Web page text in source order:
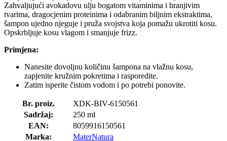
Zahvaljujući avokadovu ulju bogatom vitaminima i hranjivim
tvarima, dragocjenim proteinima i odabranim biljnim ekstraktima,
šampon ujedno njeguje i pruža svojstva koja pomažu ukrotiti kosu.
Opskrbljuje kosu vlagom i smanjuje frizz.
Primjena:
Nanesite dovoljnu količinu šampona na vlažnu kosu,
zapjenite kružnim pokretima i rasporedite.
Zatim isperite čistom vodom i po potrebi ponovite.
Br. proiz.
XDK-BIV-6150561
Sadržaj:
250 ml
EAN:
8059916150561
Marka:
MaterNatura